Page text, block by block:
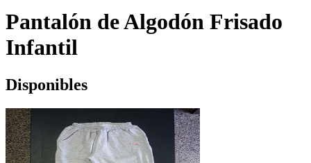
Pantalón de Algodón Frisado
Infantil
Disponibles